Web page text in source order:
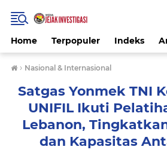
Home Terpopuler Indeks
› Nasional & Internasional
Satgas Yonmek TNI
UNIFIL Ikuti
Lebanon,
dan Kapasitas